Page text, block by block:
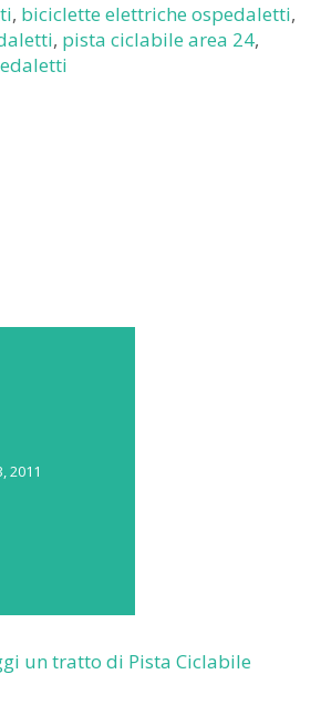
, biciclette elettriche ospedaletti,
, pista ciclabile area 24,
2011
un tratto di Pista Ciclabile